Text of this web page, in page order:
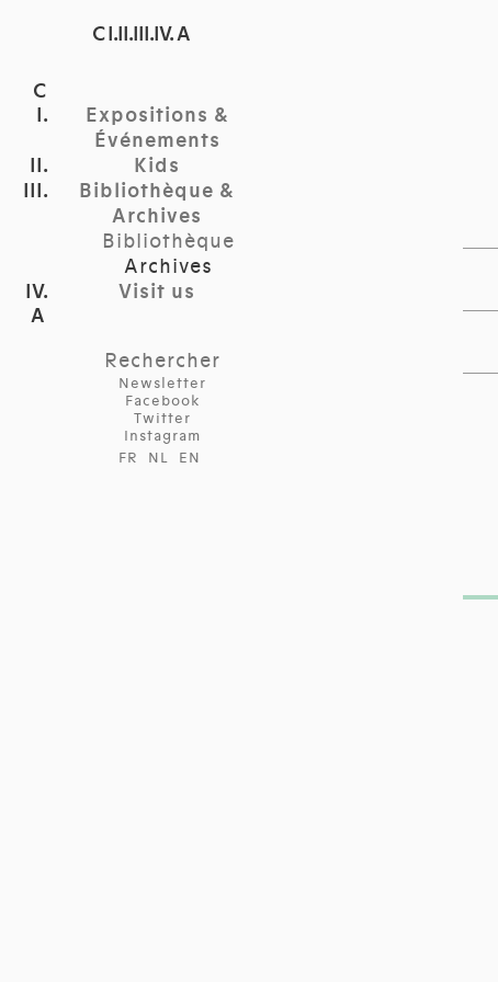
C I.II.III.IV. A
Expositions &
Événements
Kids
Bibliothèque &
Archives
Bibliothèque
Archives
Visit us
Rechercher
Newsletter
Facebook
Twitter
Instagram
FR
NL EN